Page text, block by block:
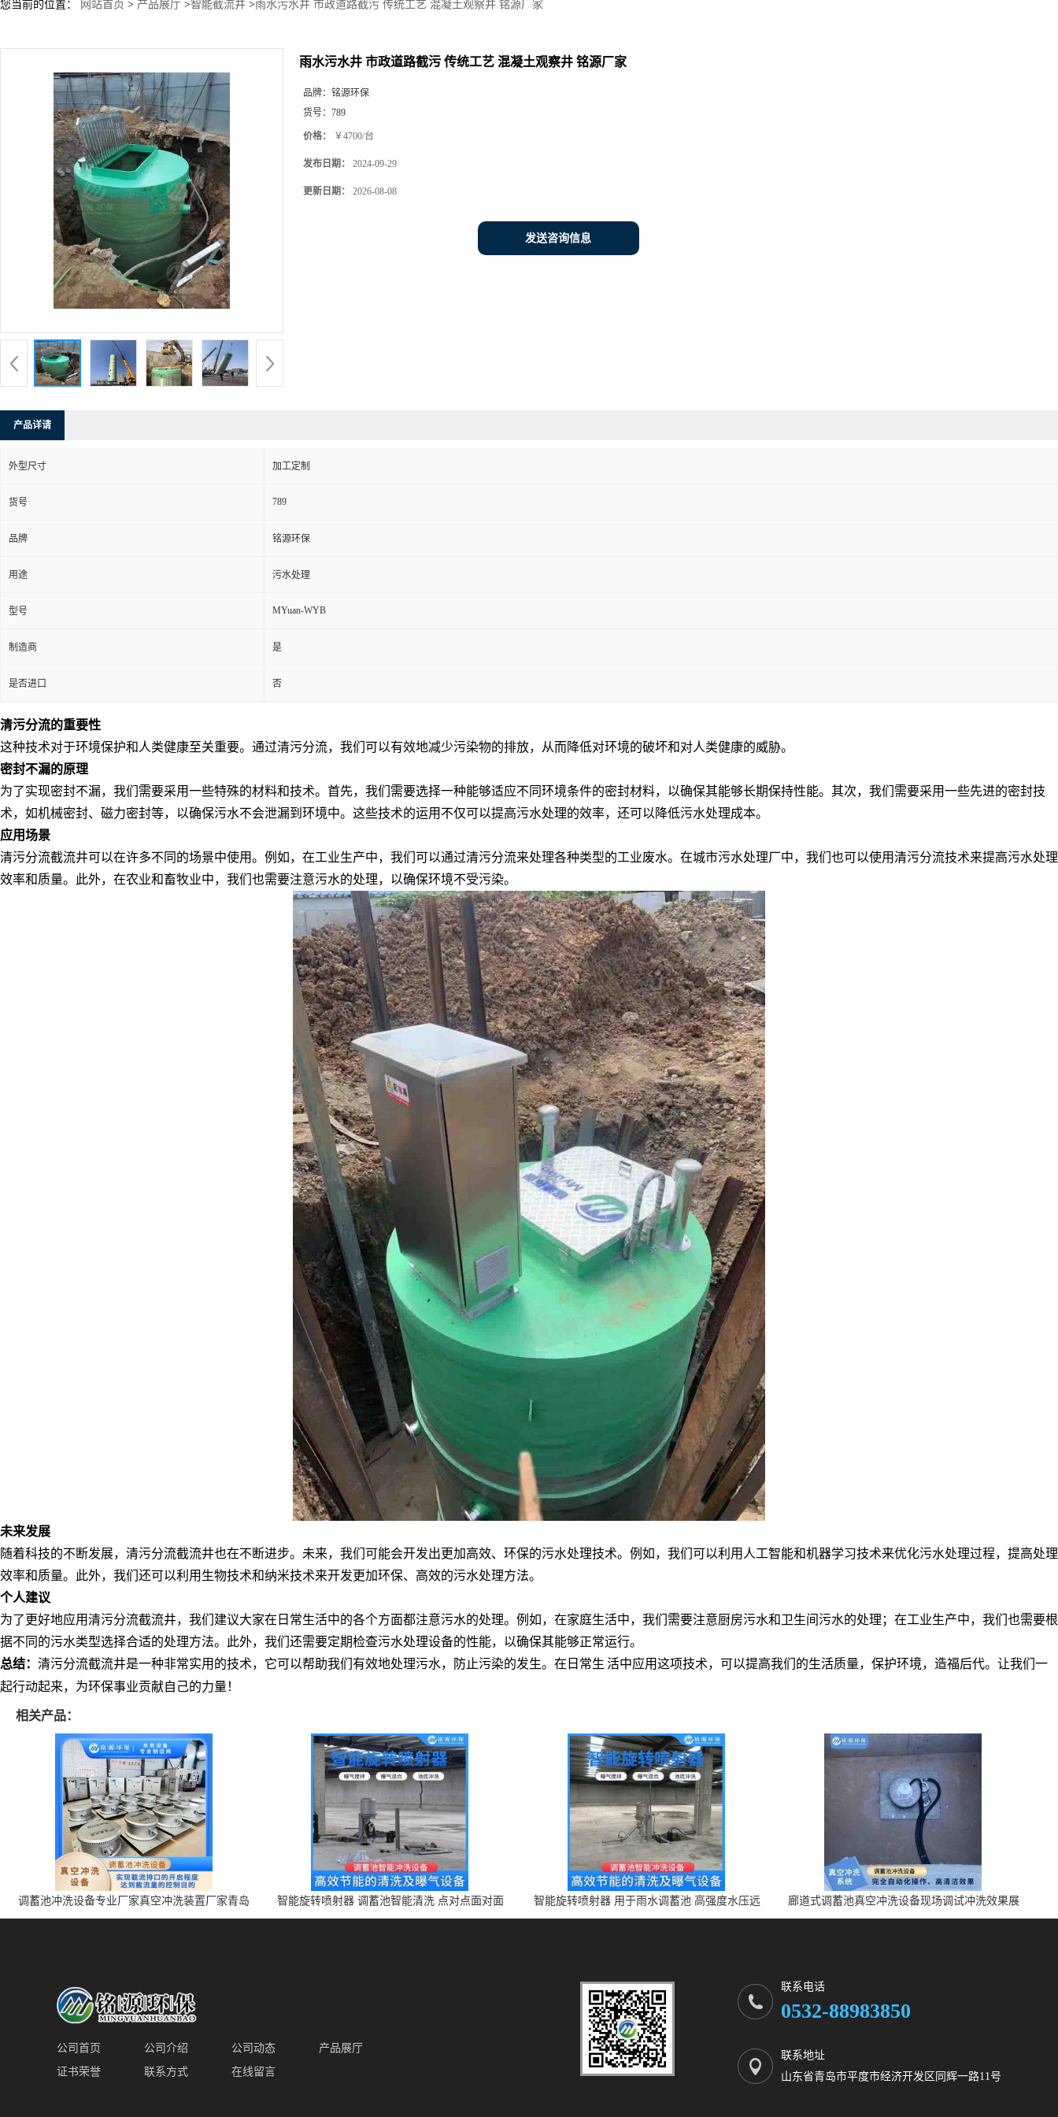
您当前的位置： 网站首页 > 产品展厅 >智能截流井 >雨水污水井 市政道路截污 传统工艺 混凝土观察井 铭源厂家
雨水污水井 市政道路截污 传统工艺 混凝土观察井 铭源厂家
品牌： 铭源环保
货号： 789
价格： ￥4700/台
发布日期： 2024-09-29
更新日期： 2026-08-08
发送咨询信息
产品详请
外型尺寸 加工定制
货号 789
品牌 铭源环保
用途 污水处理
型号 MYuan-WYB
制造商 是
是否进口 否
清污分流的重要性
这种技术对于环境保护和人类健康至关重要。通过清污分流，我们可以有效地减少污染物的排放，从而降低对环境的破坏和对人类健康的威胁。
密封不漏的原理
为了实现密封不漏，我们需要采用一些特殊的材料和技术。首先，我们需要选择一种能够适应不同环境条件的密封材料，以确保其能够长期保持性能。其次，我们需要采用一些先进的密封技
术，如机械密封、磁力密封等，以确保污水不会泄漏到环境中。这些技术的运用不仅可以提高污水处理的效率，还可以降低污水处理成本。
应用场景
清污分流截流井可以在许多不同的场景中使用。例如，在工业生产中，我们可以通过清污分流来处理各种类型的工业废水。在城市污水处理厂中，我们也可以使用清污分流技术来提高污水处理
效率和质量。此外，在农业和畜牧业中，我们也需要注意污水的处理，以确保环境不受污染。
未来发展
随着科技的不断发展，清污分流截流井也在不断进步。未来，我们可能会开发出更加高效、环保的污水处理技术。例如，我们可以利用人工智能和机器学习技术来优化污水处理过程，提高处理
效率和质量。此外，我们还可以利用生物技术和纳米技术来开发更加环保、高效的污水处理方法。
个人建议
为了更好地应用清污分流截流井，我们建议大家在日常生活中的各个方面都注意污水的处理。例如，在家庭生活中，我们需要注意厨房污水和卫生间污水的处理；在工业生产中，我们也需要根
据不同的污水类型选择合适的处理方法。此外，我们还需要定期检查污水处理设备的性能，以确保其能够正常运行。
总结： 清污分流截流井是一种非常实用的技术，它可以帮助我们有效地处理污水，防止污染的发生。在日常生 活中应用这项技术，可以提高我们的生活质量，保护环境，造福后代。让我们一
起行动起来，为环保事业贡献自己的力量！
相关产品：
调蓄池冲洗设备专业厂家真空冲洗装置厂家青岛
铭源环保减少堵塞设备防腐蚀
智能旋转喷射器 调蓄池智能清洗 点对点面对面
旋转清洗
智能旋转喷射器 用于雨水调蓄池 高强度水压远
设备 上门安装
廊道式调蓄池真空冲洗设备现场调试冲洗效果展
示 上门安装调试
公司首页 公司介绍 公司动态
产品展厅
证书荣誉
联系方式 在线留言
联系电话
0532-88983850
联系地址
山东省青岛市平度市经济开发区同辉一路11号